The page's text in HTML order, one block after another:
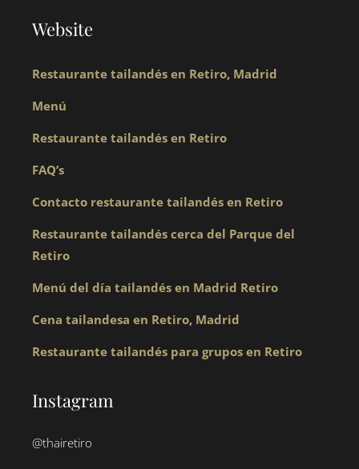
Website
Restaurante tailandés en Retiro, Madrid
Menú
Restaurante tailandés en Retiro
FAQ’s
Contacto restaurante tailandés en Retiro
Restaurante tailandés cerca del Parque del
Retiro
Menú del día tailandés en Madrid Retiro
Cena tailandesa en Retiro, Madrid
Restaurante tailandés para grupos en Retiro
Instagram
@thairetiro